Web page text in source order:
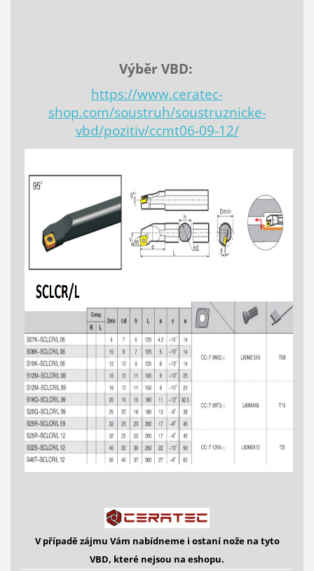
Výběr VBD:
https://www.ceratec-
shop.com/soustruh/soustruznicke-
vbd/pozitiv/ccmt06-09-12/
V případě zájmu Vám nabídneme i ostanínože na tyto
VBD, které nejsou na eshopu.